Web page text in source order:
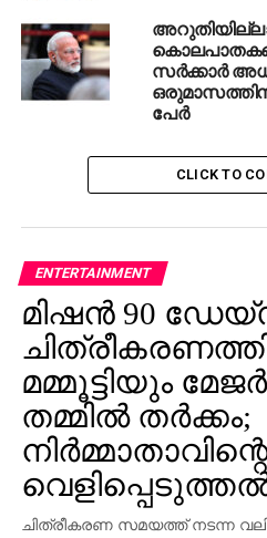
സർക്കാർ
പേർ
CLICK TO
ENTERTAINMENT
മിഷന്‍ 90
മമ്മൂട്ടിയും
തമ്മില്‍ തര്‍ക്കം;
ചിത്രീകരണ സമയത്ത് നടന്ന